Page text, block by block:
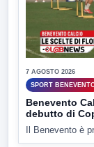
7 AGOSTO 2026
SPORT
Benevento
debutto di
Il Benevento è